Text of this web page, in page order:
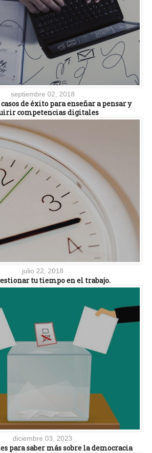
septiembre 02, 2018
de éxito para enseñar a pensar y
competencias digitales
julio 22, 2018
tu tiempo en el trabajo.
diciembre 03, 2023
para saber más sobre la democracia